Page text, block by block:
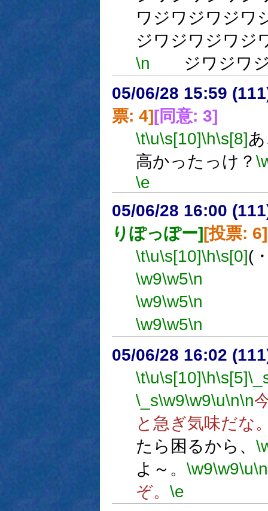
ワジワジワジワ
ジワジワジワジ
\n ジワジワジ
05/06/28 15:59
票: 4][同意: 3]
\t\u\s[10]\h\s[8]
高かったっけ？
\e
05/06/28 16:00
りぽっぽー] [投票: 6]
\t\u\s[10]\h\s[0](
\w9\w5\n
\w9\w5\n
\w9\w5\n
05/06/28 16:02
\t\u\s[10]\h\s[5]
\_s\w9\w9\u\n\n
と急ぎ気味だな
たら困るから、
よ～。 \w9\w9\u\n
ぞ。 \e